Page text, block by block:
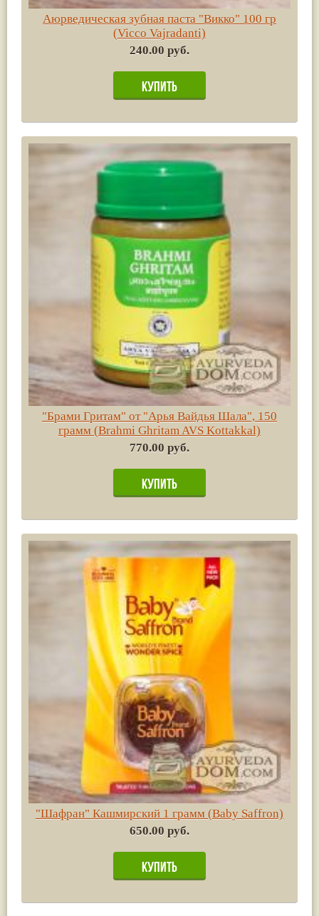
Аюрведическая зубная паста "Викко" 100 гр
(Vicco Vajradanti)
240.00 руб.
"Брами Гритам" от "Арья Вайдья Шала", 150
грамм (Brahmi Ghritam AVS Kottakkal)
770.00 руб.
"Шафран" Кашмирский 1 грамм (Baby Saffron)
650.00 руб.